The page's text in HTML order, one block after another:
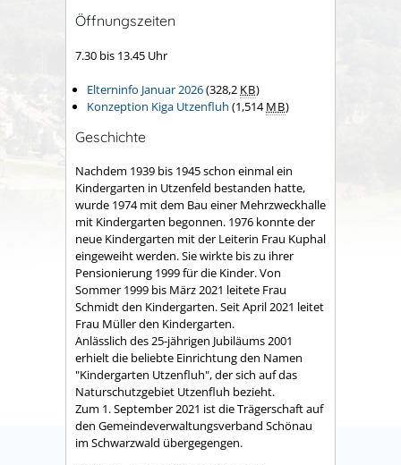
Öffnungszeiten
7.30 bis 13.45 Uhr
Elterninfo Januar 2026(328,2 KB)
Konzeption Kiga Utzenfluh (1,514MB)
Geschichte
Nachdem 1939 bis 1945 schon einmal ein
Kindergarten in Utzenfeld bestanden hatte,
wurde 1974 mit dem Bau einer Mehrzweckhalle
mit Kindergarten begonnen. 1976 konnte der
neue Kindergarten mit der Leiterin Frau Kuphal
eingeweiht werden. Sie wirkte bis zu ihrer
Pensionierung 1999 für die Kinder. Von
Sommer 1999 bis März 2021 leitete Frau
Schmidt den Kindergarten. Seit April 2021 leitet
Frau Müller den Kindergarten.
Anlässlich des 25-jährigen Jubiläums 2001
erhielt die beliebte Einrichtung den Namen
"Kindergarten Utzenfluh", der sich auf das
Naturschutzgebiet Utzenfluh bezieht.
Zum 1. September 2021 ist die Trägerschaft auf
den Gemeindeverwaltungsverband Schönau
im Schwarzwald übergegengen.